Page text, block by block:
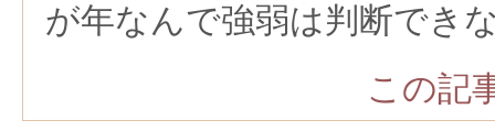
が年なんで強弱は判断でき
この記